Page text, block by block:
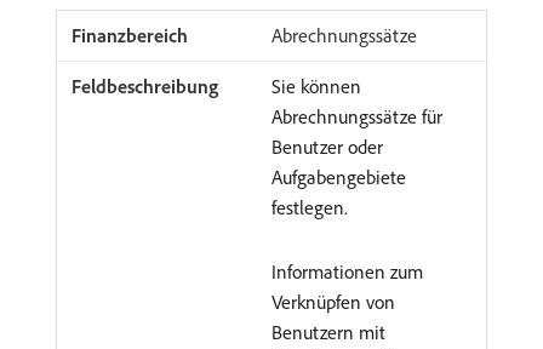
Abrechnungssätze
Sie können
Abrechnungssätze für
Benutzer oder
Aufgabengebiete
festlegen.
Informationen zum
Verknüpfen von
Benutzern mit